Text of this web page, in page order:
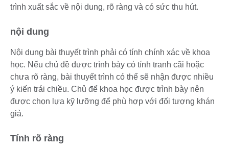
trình xuất sắc về nội dung, rõ ràng và có sức thu hút.
nội dung
Nội dung bài thuyết trình phải có tính chính xác về khoa
học. Nếu chủ đề được trình bày có tính tranh cãi hoặc
chưa rõ ràng, bài thuyết trình có thể sẽ nhận được nhiều
ý kiến trái chiều. Chủ để khoa học được trình bày nên
được chọn lựa kỹ lưỡng để phù hợp với đối tượng khán
giả.
Tính rõ ràng